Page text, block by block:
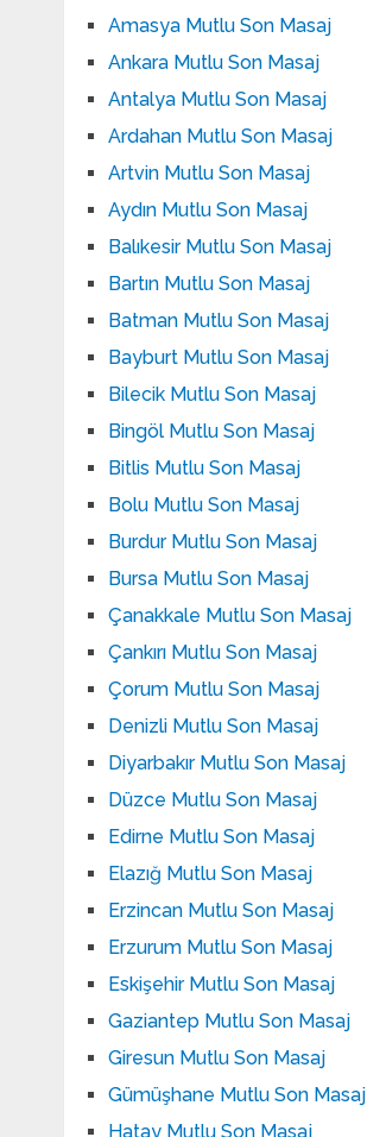
Amasya Mutlu Son Masaj
Ankara Mutlu Son Masaj
Antalya Mutlu Son Masaj
Ardahan Mutlu Son Masaj
Artvin Mutlu Son Masaj
Aydın Mutlu Son Masaj
Balıkesir Mutlu Son Masaj
Bartın Mutlu Son Masaj
Batman Mutlu Son Masaj
Bayburt Mutlu Son Masaj
Bilecik Mutlu Son Masaj
Bingöl Mutlu Son Masaj
Bitlis Mutlu Son Masaj
Bolu Mutlu Son Masaj
Burdur Mutlu Son Masaj
Bursa Mutlu Son Masaj
Çanakkale Mutlu Son Masaj
Çankırı Mutlu Son Masaj
Çorum Mutlu Son Masaj
Denizli Mutlu Son Masaj
Diyarbakır Mutlu Son Masaj
Düzce Mutlu Son Masaj
Edirne Mutlu Son Masaj
Elazığ Mutlu Son Masaj
Erzincan Mutlu Son Masaj
Erzurum Mutlu Son Masaj
Eskişehir Mutlu Son Masaj
Gaziantep Mutlu Son Masaj
Giresun Mutlu Son Masaj
Gümüşhane Mutlu Son Masaj
Hatay Mutlu Son Masaj